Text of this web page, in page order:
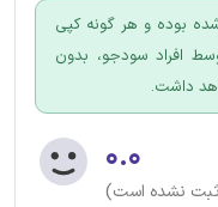
بوده و هر گونه کپی
افراد سودجو، بدون
داشت.
۰.۰
ثبت نشده است)